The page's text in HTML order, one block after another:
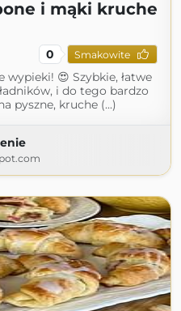
i mąki kruche
0 Smakowite
wypieki! 😍 Szybkie, łatwe
i do tego bardzo
pyszne, kruche (...)